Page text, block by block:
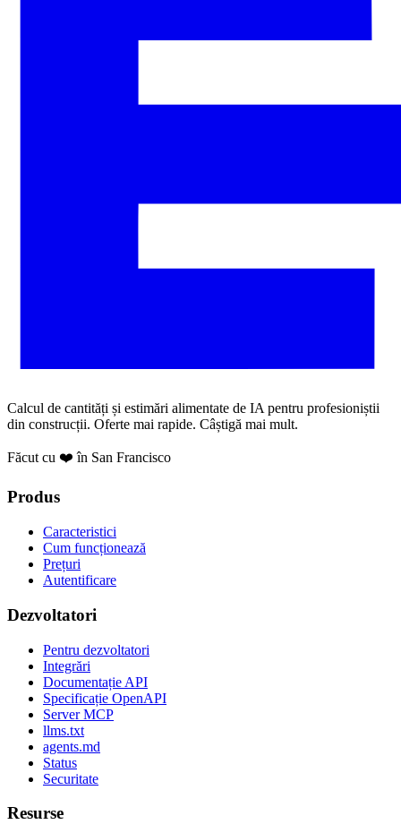
Calcul de cantități și estimări alimentate de IA pentru profesioniștii
din construcții. Oferte mai rapide. Câștigă mai mult.
Făcut cu ❤️ în San Francisco
Produs
Caracteristici
Cum funcționează
Prețuri
Autentificare
Dezvoltatori
Pentru dezvoltatori
Integrări
Documentație API
Specificație OpenAPI
Server MCP
llms.txt
agents.md
Status
Securitate
Resurse